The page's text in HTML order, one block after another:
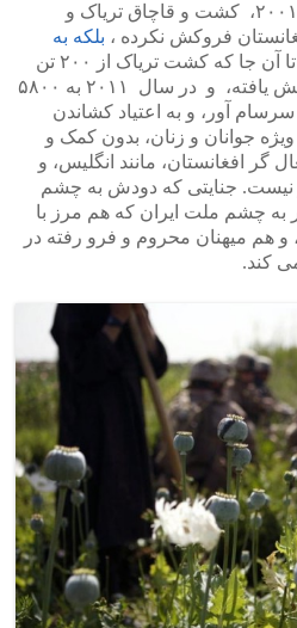
پس از رژیم طالبان در سال ۲۰۰۱، کشت و قاچاق تریاک و
فروکش نکرده ، بلکه به
. تا آن جا که کشت تریاک از ۲۰۰ تن
در سال ۲۰۰۱، به تدریج افزایش یافته، و در سال ۲۰۱۱ به ۵۸۰۰
آور، و به اعتیاد کشاندن
جوانان و زنان، بدون کمک و
افغانستان، مانند انگلیس، و
جنایتی که دودش به چشم
به چشم ملت ایران که هم مرز با
هم میهنان محروم و فرو رفته در
کند.